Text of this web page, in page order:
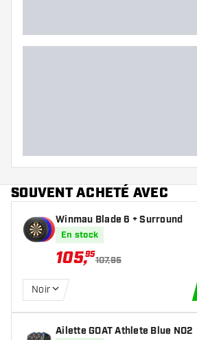
SOUVENT ACHETÉ AVEC
Winmau Blade 6 + Surround
En stock
105,95
107,95
Noir
Ailette GOAT Athlete Blue NO2